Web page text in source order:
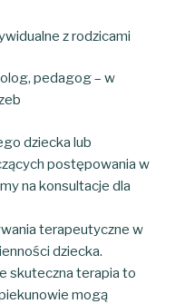
z rodzicami
pedagog – w
dziecka lub
postępowania w
na konsultacje dla
terapeutyczne w
dziecka.
skuteczna terapia to
mogą